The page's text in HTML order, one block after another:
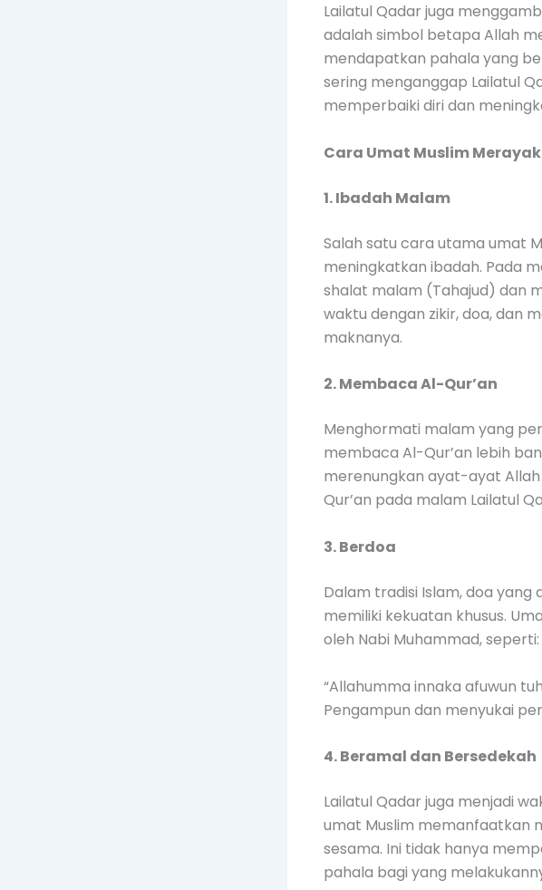
Lailatul Qadar juga
adalah simbol betapa Allah
mendapatkan pahala yang
sering menganggap Lailatul
memperbaiki diri dan
Cara Umat Muslim
1. Ibadah Malam
Salah satu cara utama umat
meningkatkan ibadah. Pada
shalat malam (Tahajud) dan
waktu dengan zikir, doa, dan
maknanya.
2. Membaca Al-Qur’an
Menghormati malam yang
membaca Al-Qur’an lebih
merenungkan ayat-ayat
Qur’an pada malam Lailatul
3. Berdoa
Dalam tradisi Islam, doa yang
memiliki kekuatan khusus.
oleh Nabi Muhammad, seperti:
“Allahumma innaka afuwun
Pengampun dan menyukai
4. Beramal dan Bersedekah
Lailatul Qadar juga menjadi
umat Muslim memanfaatkan
sesama. Ini tidak hanya
pahala bagi yang